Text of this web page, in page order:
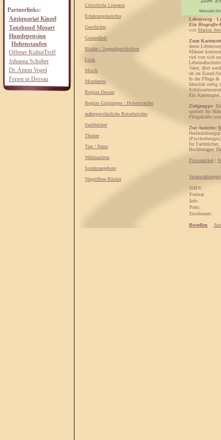
Partnerlinks:
Antiquariat Kinzel
Tanzhund Mozart
Hundepension
Hohenstaufen
Offener KulturTreff
Johanna Schober
Dr. Anton Vogel
Ferien in Dessau
Christliche Literatur
Erfahrungsberichte
Geschichte
Gesundheit
Kinder / Jugendgeschichten
Lyrik
Musik
Mundarten
Region Dessau
Region Göppingen / Hohenstaufen
außergewöhnliche Reiseberichte
Sachbücher
Theater
Tier / Natur
Weihnachten
Sonderangebote
Vergriffene Bücher
Lebensweg -
Ein Biografie-
von Marion
Zum Kartenset
deren
Männer
viel von sich
Vater, älter
ob im Einzel-
In der Pflege &
Identität stetig
Ein Kartenspiel.
Zielgruppe:
speziell für
Pflegekräfte
Zur Autorin:
für
Hochbetager,
Presseartikel |
ISBN:
Format:
Info:
Preis:
Erschienen:
Bestellen